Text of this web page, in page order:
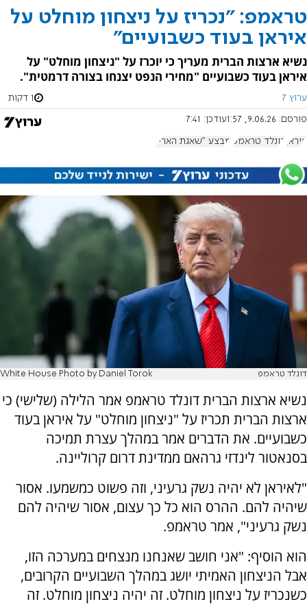
טראמפ: "נכריז על ניצחון מוחלט על
איראן בעוד כשבועיים"
נשיא ארצות הברית מעריך כי יוכרז על "ניצחון מוחלט" על
איראן בעוד כשבועיים "מחירי הנפט יצנחו בצורה דרמטית".
ערוץ 7 1 דקות
פורסם: 9.06.26, 1:57 עודכן: 7:41
איראן דונלד טראמפ מבצע "שאגת הארי"
דונלד טראמפ White House Photo by Daniel Torok
נשיא ארצות הברית דונלד טראמפ אמר הלילה (שלישי) כי
ארצות הברית תכריז על "ניצחון מוחלט" על איראן בעוד
כשבועיים. את הדברים אמר במהלך עצרת תמיכה
בסנאטור לינדזי גרהאם ממדינת דרום קרוליינה.
"לאיראן לא יהיה נשק גרעיני, וזה פשוט כמשמעו. אסור
שיהיה להם. ההרס הוא כל כך עצום, אסור שיהיה להם
נשק גרעיני", אמר טראמפ.
הוא הוסיף: "אני חושב שאנחנו מנצחים במערכה הזו,
אבל הניצחון האמיתי יושג במהלך השבועיים הקרובים,
כשנכריז על ניצחון מוחלט. זה יהיה ניצחון מוחלט. זה